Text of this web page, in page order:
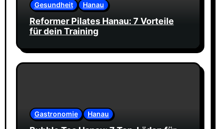
Gesundheit Hanau
Reformer Pilates Hanau: 7 Vorteile
für dein Training
Gastronomie Hanau